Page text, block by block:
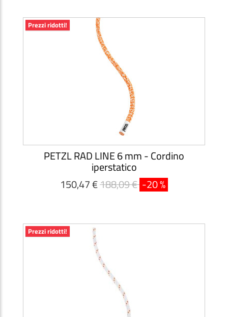
Prezzi ridotti!
PETZL RAD LINE 6 mm - Cordino
iperstatico
150,47 €188,09 € -20 %
Prezzi ridotti!